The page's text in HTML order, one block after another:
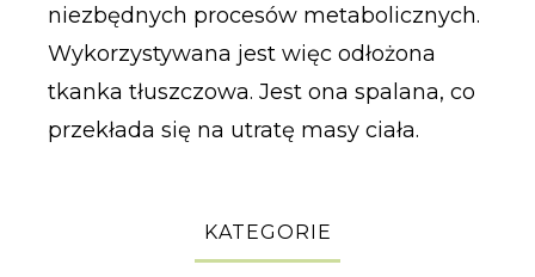
niezbędnych procesów metabolicznych.
Wykorzystywana jest więc odłożona
tkanka tłuszczowa. Jest ona spalana, co
przekłada się na utratę masy ciała.
KATEGORIE